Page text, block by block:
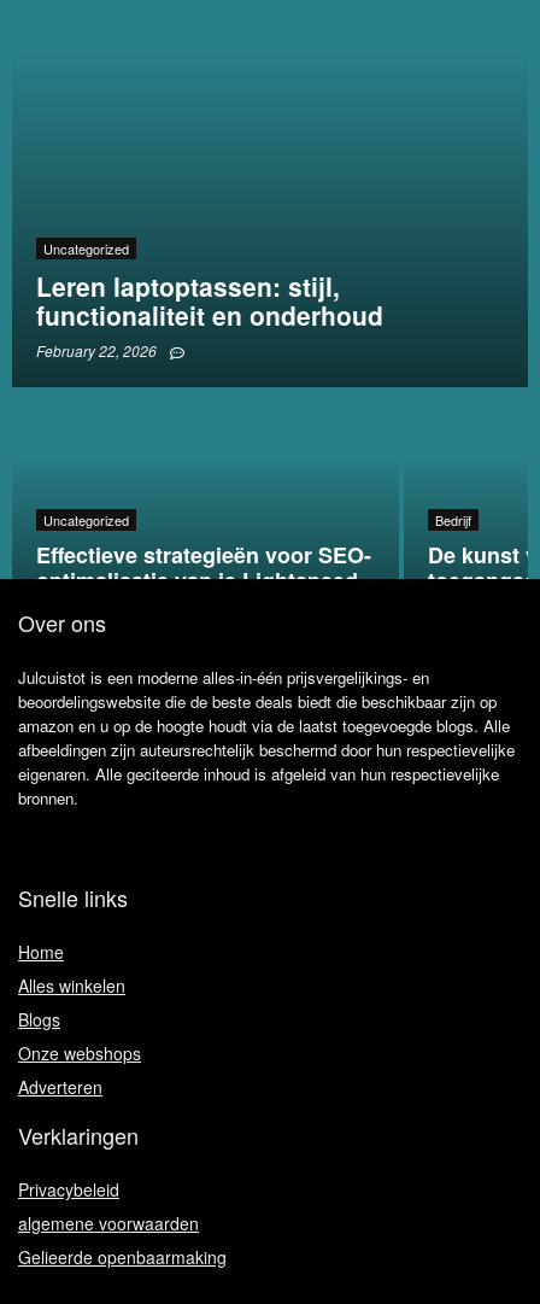
Uncategorized
Leren laptoptassen: stijl,
functionaliteit en onderhoud
February 22, 2026
Uncategorized
Effectieve strategieën voor SEO-
optimalisatie van je Lightspeed
Bedrijf
De kunst
Over ons
Julcuistot is een moderne alles-in-één prijsvergelijkings- en
beoordelingswebsite die de beste deals biedt die beschikbaar zijn op
amazon en u op de hoogte houdt via de laatst toegevoegde blogs. Alle
afbeeldingen zijn auteursrechtelijk beschermd door hun respectievelijke
eigenaren. Alle geciteerde inhoud is afgeleid van hun respectievelijke
bronnen.
Snelle links
Home
Alles winkelen
Blogs
Onze webshops
Adverteren
Verklaringen
Privacybeleid
algemene voorwaarden
Gelieerde openbaarmaking